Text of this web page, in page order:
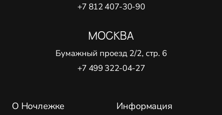
О Ночлежке Информация
+7 812 407-30-90
МОСКВА
Бумажный проезд 2/2, стр. 6
+7 499 322-04-27